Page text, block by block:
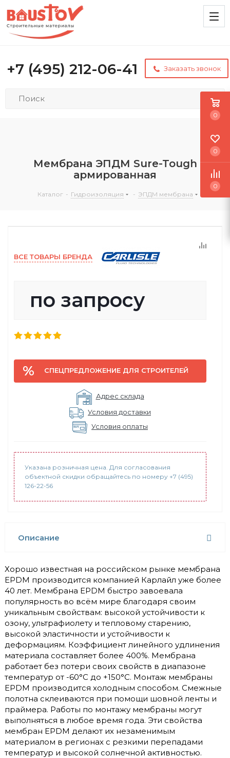
+7 (495) 212-06-41 Заказать звонок
Мембрана ЭПДМ Sure-Tough
армированная
Каталог - Гидроизоляция - ЭПДМ мембрана
ВСЕ ТОВАРЫ БРЕНДА
по запросу
СПЕЦПРЕДЛОЖЕНИЕ ДЛЯ СТРОИТЕЛЕЙ
Адрес склада
Условия доставки
Условия оплаты
Указана розничная цена. Для согласования
объектной скидки обращайтесь по номеру +7 (495)
126-22-56
Описание
Хорошо известная на российском рынке мембрана
EPDM производится компанией Карлайл уже более
40 лет. Мембрана EPDM быстро завоевала
популярность во всём мире благодаря своим
уникальным свойствам: высокой устойчивости к
озону, ультрафиолету и тепловому старению,
высокой эластичности и устойчивости к
деформациям. Коэффициент линейного удлинения
материала составляет более 400%. Мембрана
работает без потери своих свойств в диапазоне
температур от -60°С до +150°С. Монтаж мембраны
EPDM производится холодным способом. Смежные
полотна склеиваются при помощи шовной ленты и
праймера. Работы по монтажу мембраны могут
выполняться в любое время года. Эти свойства
мембран EPDM делают их незаменимым
материалом в регионах с резкими перепадами
температур и высокой солнечной активностью.
0
0
0